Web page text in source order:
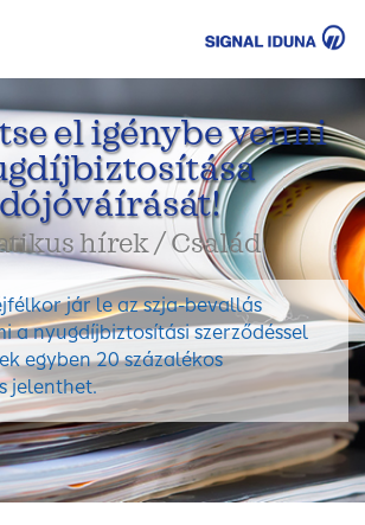
el igénybe venni
hírek / Család
jár le az szja-bevallás
a nyugdíjbiztosítási szerződéssel
egyben 20 százalékos
jelenthet.